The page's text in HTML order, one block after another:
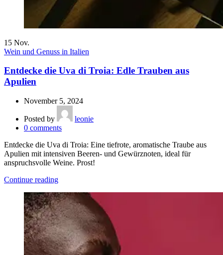
15 Nov.
Wein und Genuss in Italien
Entdecke die Uva di Troia: Edle Trauben aus
Apulien
November 5, 2024
Posted by
leonie
0 comments
Entdecke die Uva di Troia: Eine tiefrote, aromatische Traube aus
Apulien mit intensiven Beeren- und Gewürznoten, ideal für
anspruchsvolle Weine. Prost!
Continue reading